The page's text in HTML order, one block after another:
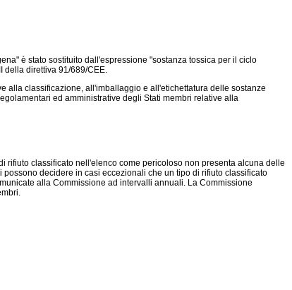
è stato sostituito dall'espressione "sostanza tossica per il ciclo
della direttiva 91/689/CEE.
alla classificazione, all'imballaggio e all'etichettatura delle sostanze
ed amministrative degli Stati membri relative alla
classificato nell'elenco come pericoloso non presenta alcuna delle
possono decidere in casi eccezionali che un tipo di rifiuto classificato
alla Commissione ad intervalli annuali. La Commissione